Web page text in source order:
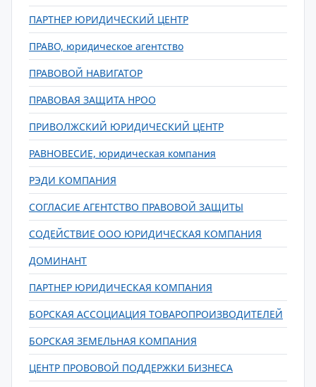
ПАРТНЕР ЮРИДИЧЕСКИЙ ЦЕНТР
ПРАВО, юридическое агентство
ПРАВОВОЙ НАВИГАТОР
ПРАВОВАЯ ЗАЩИТА НРОО
ПРИВОЛЖСКИЙ ЮРИДИЧЕСКИЙ ЦЕНТР
РАВНОВЕСИЕ, юридическая компания
РЭДИ КОМПАНИЯ
СОГЛАСИЕ АГЕНТСТВО ПРАВОВОЙ ЗАЩИТЫ
СОДЕЙСТВИЕ ООО ЮРИДИЧЕСКАЯ КОМПАНИЯ
ДОМИНАНТ
ПАРТНЕР ЮРИДИЧЕСКАЯ КОМПАНИЯ
БОРСКАЯ АССОЦИАЦИЯ ТОВАРОПРОИЗВОДИТЕЛЕЙ
БОРСКАЯ ЗЕМЕЛЬНАЯ КОМПАНИЯ
ЦЕНТР ПРОВОВОЙ ПОДДЕРЖКИ БИЗНЕСА